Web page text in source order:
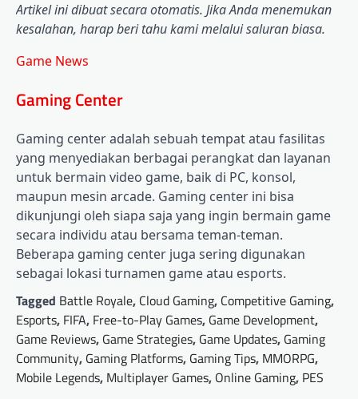
Artikel ini dibuat secara otomatis. Jika Anda menemukan
kesalahan, harap beri tahu kami melalui saluran biasa.
Game News
Gaming Center
Gaming center adalah sebuah tempat atau fasilitas
yang menyediakan berbagai perangkat dan layanan
untuk bermain video game, baik di PC, konsol,
maupun mesin arcade. Gaming center ini bisa
dikunjungi oleh siapa saja yang ingin bermain game
secara individu atau bersama teman-teman.
Beberapa gaming center juga sering digunakan
sebagai lokasi turnamen game atau esports.
Tagged Battle Royale, Cloud Gaming, Competitive Gaming,
Esports, FIFA, Free-to-Play Games, Game Development,
Game Reviews, Game Strategies, Game Updates, Gaming
Community, Gaming Platforms, Gaming Tips, MMORPG,
Mobile Legends, Multiplayer Games, Online Gaming, PES